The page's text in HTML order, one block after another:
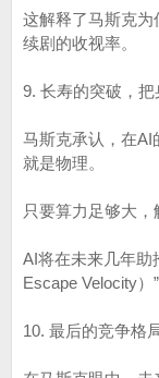
这解释了马斯克
续剧的收视率。
9. 长寿的突破，
马斯克承认，在AI
就是物理。
只要算力足够大，
AI将在未来几年助
Escape Velocity）”
10. 最后的竞争格